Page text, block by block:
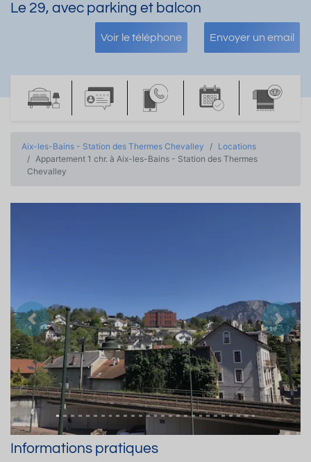
Le 29, avec parking et balcon
Voir le téléphone Envoyer un email
Aix-les-Bains - Station des Thermes Chevalley
Locations
Appartement 1 chr. à Aix-les-Bains - Station des Thermes
Chevalley
Précedent
Informations pratiques